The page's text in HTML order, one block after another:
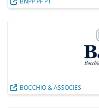
BOCCHIO & ASSOCIES